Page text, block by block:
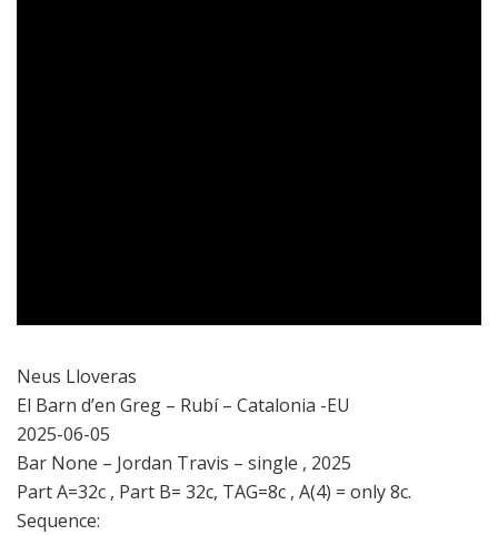
Neus Lloveras
El Barn d’en Greg – Rubí – Catalonia -EU
2025-06-05
Bar None – Jordan Travis – single , 2025
Part A=32c , Part B= 32c, TAG=8c , A(4) = only 8c.
Sequence: